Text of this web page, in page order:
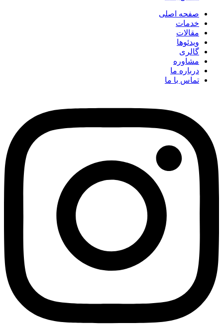
صفحه اصلی
خدمات
مقالات
ویدئوها
گالری
مشاوره
درباره ما
تماس با ما